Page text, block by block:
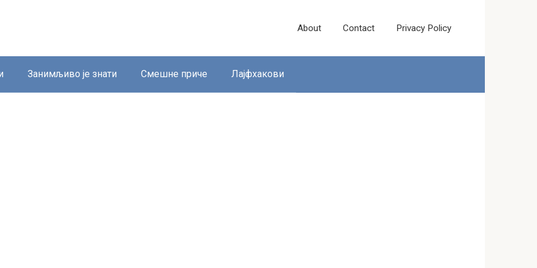
About Contact Privacy Policy
Занимљиво је знати Смешне приче Лајфхакови